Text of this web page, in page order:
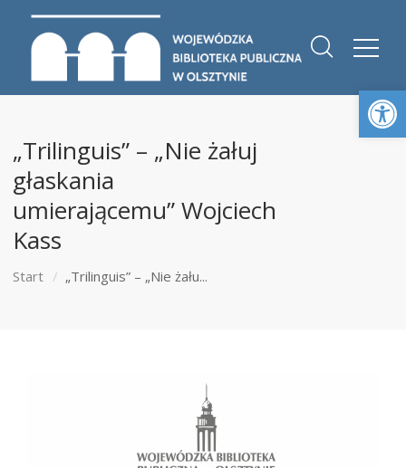
„Trilinguis” – „Nie żałuj
głaskania
umierającemu” Wojciech
Kass
Start „Trilinguis” – „Nie żału...